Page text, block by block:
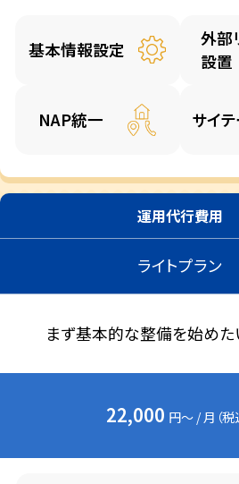
基本情報設定
外部
設置
NAP統一 サイ
運用代行費用
ライトプラン
まず基本的な整備を始め
22,000 円～ / 月（税